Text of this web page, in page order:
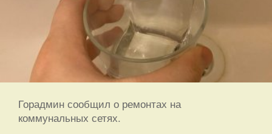
Горадмин сообщил о ремонтах на
коммунальных сетях.